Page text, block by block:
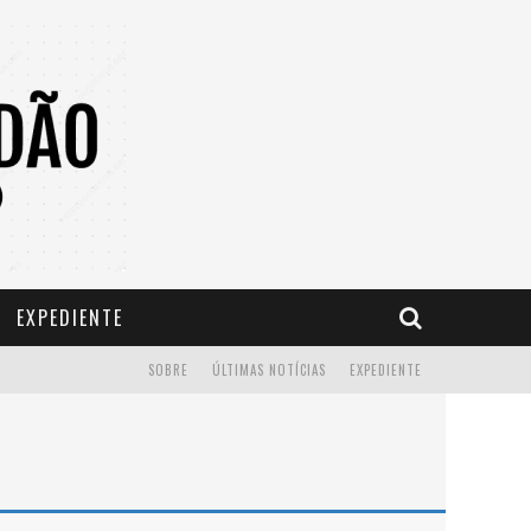
EXPEDIENTE
EXPEDIENTE
ÚLTIMAS NOTÍCIAS
SOBRE